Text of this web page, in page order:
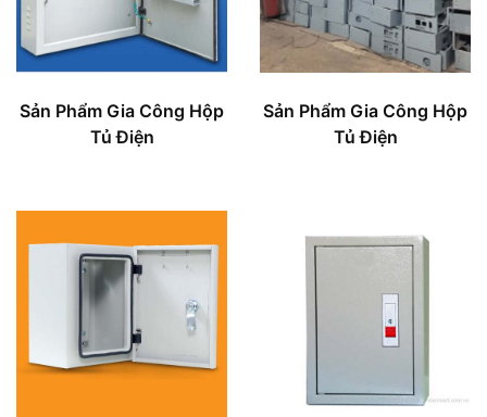
Sản Phẩm Gia Công Hộp
Tủ Điện
Sản Phẩm Gia Công Hộp
Tủ Điện